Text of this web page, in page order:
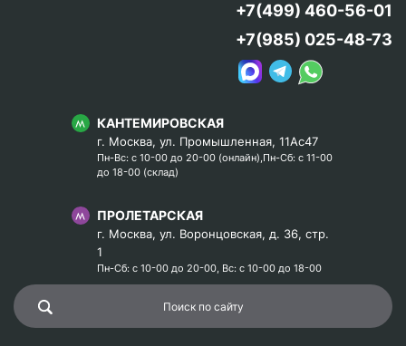
КАНТЕМИРОВСКАЯ
г. Москва, ул. Промышленная, 11Ас47
Пн-Вс: с 10-00 до 20-00 (онлайн),Пн-Сб: с 11-00
до 18-00 (склад)
ПРОЛЕТАРСКАЯ
г. Москва, ул. Воронцовская, д. 36, стр.
1
Пн-Сб: с 10-00 до 20-00, Вс: с 10-00 до 18-00
+7(499) 460-56-01
+7(985) 025-48-73